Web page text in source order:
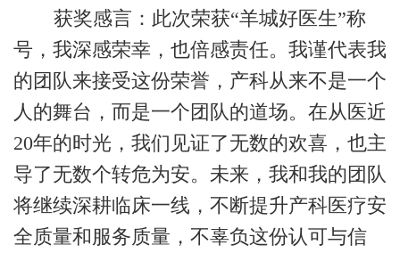
获奖感言：此次荣获“羊城好医生”称
号，我深感荣幸，也倍感责任。我谨代表我
的团队来接受这份荣誉，产科从来不是一个
人的舞台，而是一个团队的道场。在从医近
20年的时光，我们见证了无数的欢喜，也主
导了无数个转危为安。未来，我和我的团队
将继续深耕临床一线，不断提升产科医疗安
全质量和服务质量，不辜负这份认可与信